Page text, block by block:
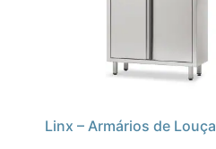
Linx – Armários de Louça